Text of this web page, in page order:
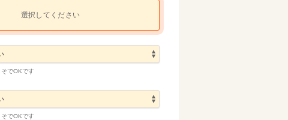
選択してください
でOKです
でOKです